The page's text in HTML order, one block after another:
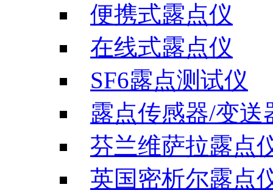
便携式露点仪
在线式露点仪
SF6露点测试仪
露点传感器/变送
芬兰维萨拉露点
英国密析尔露点